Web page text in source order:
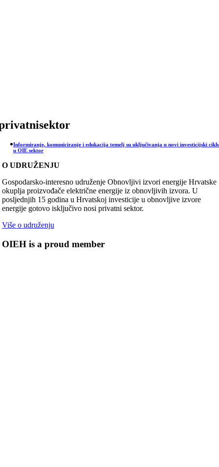
Informiranje, komuniciranje i edukacija temelj su uključivanja u novi investicijski
u OIE sektor
O UDRUŽENJU
Gospodarsko-interesno udruženje Obnovljivi izvori energije Hrvatske
okuplja proizvođače električne energije iz obnovljivih izvora. U
posljednjih 15 godina u Hrvatskoj investicije u obnovljive izvore
energije gotovo isključivo nosi privatni sektor.
Više o udruženju
OIEH is a proud member